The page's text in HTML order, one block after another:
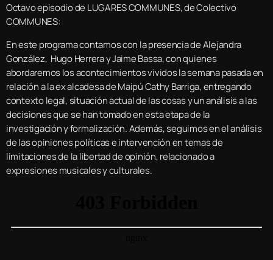
Octavo episodio de LUGARES COMMUNES, de Colectivo
COMMUNES:
En este programa contamos con la presencia de Alejandra
González, Hugo Herrera y Jaime Bassa, con quienes
abordaremos los acontecimientos vividos la semana pasada en
relación a la ex alcadesa de Maipú Cathy Barriga, entregando
contexto legal, situación actual de las cosas y un análisis a las
decisiones que se han tomado en esta etapa de la
investigación y formalización. Además, seguimos en el análisis
de las opiniones políticas e intervención en temas de
limitaciones de la libertad de opinión, relacionado a
expresiones musicales y culturales.